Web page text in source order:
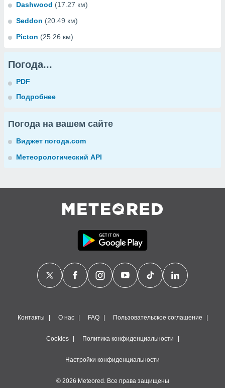
Dashwood (17.27 км)
Seddon (20.49 км)
Picton (25.26 км)
Погода...
PDF
Подробнее
Погода на вашем сайте
Виджет погода.com
Метеорологический API
Контакты О нас FAQ Пользовательское соглашение
Cookies Политика конфиденциальности
Настройки конфиденциальности
© 2026 Meteored. Все права защищены